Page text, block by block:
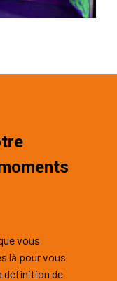
vous
là pour vous
définition de